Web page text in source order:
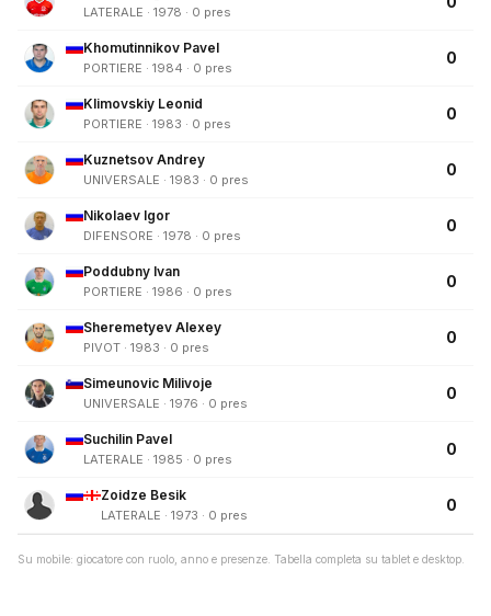
LATERALE · 1978 · 0 pres
Khomutinnikov Pavel
PORTIERE · 1984 · 0 pres
0
Klimovskiy Leonid
PORTIERE · 1983 · 0 pres
0
Kuznetsov Andrey
UNIVERSALE · 1983 · 0 pres
0
Nikolaev Igor
DIFENSORE · 1978 · 0 pres
0
Poddubny Ivan
PORTIERE · 1986 · 0 pres
0
Sheremetyev Alexey
PIVOT · 1983 · 0 pres
0
Simeunovic Milivoje
UNIVERSALE · 1976 · 0 pres
0
Suchilin Pavel
LATERALE · 1985 · 0 pres
0
Zoidze Besik
LATERALE · 1973 · 0 pres
0
Su mobile: giocatore con ruolo, anno e presenze. Tabella completa su tablet e desktop.